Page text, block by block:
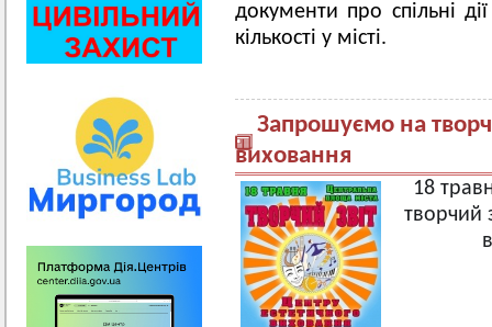
документи про спільні
кількості у місті.
Запрошуємо на
виховання
18
творчий